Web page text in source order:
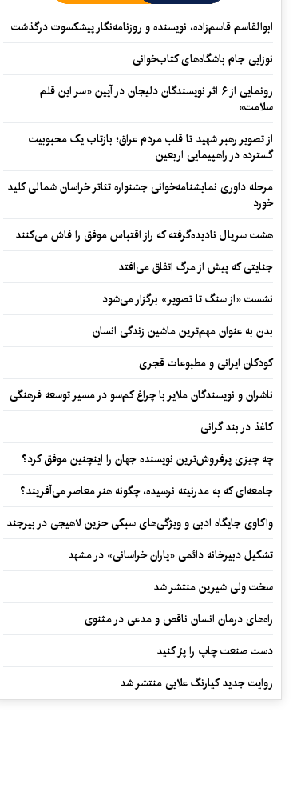
ابوالقاسم قاسم‌زاده، نویسنده و روزنامه‌نگار پیشکسوت درگذشت
نوزایی جام باشگاه‌های کتاب‌خوانی
رونمایی از ۶ اثر نویسندگان دلیجان در آیین «سر این قلم
سلامت»
از تصویر رهبر شهید تا قلب مردم عراق؛ بازتاب یک محبوبیت
گسترده در راهپیمایی اربعین
مرحله داوری نمایشنامه‌خوانی جشنواره تئاتر خراسان شمالی کلید
خورد
هشت سریال نادیده‌گرفته که راز اقتباس موفق را فاش می‌کنند
جنایتی که پیش از مرگ اتفاق می‌افتد
نشست «از سنگ تا تصویر» برگزار می‌شود
بدن به عنوان مهم‌ترین ماشین زندگی انسان
کودکان ایرانی و مطبوعات قجری
ناشران و نویسندگان ملایر با چراغ کم‌سو در مسیر توسعه فرهنگی
کاغذ در بند گرانی
چه چیزی پرفروش‌ترین نویسنده جهان را اینچنین موفق کرد؟
جامعه‌ای که به مدرنیته نرسیده، چگونه هنر معاصر می‌آفریند؟
واکاوی جایگاه ادبی و ویژگی‌های سبکی حزین لاهیجی در بیرجند
تشکیل دبیرخانه دائمی «یاران خراسانی» در مشهد
سخت ولی شیرین منتشر شد
راه‌های درمان انسان ناقص و مدعی در مثنوی
دست صنعت چاپ را پرُ کنید
روایت جدید کیارنگ علایی منتشر شد